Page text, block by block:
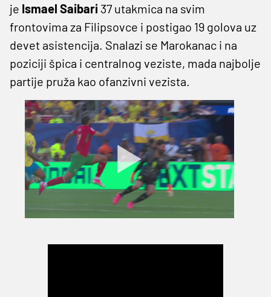
je Ismael Saibari 37 utakmica na svim
frontovima za Filipsovce i postigao 19 golova uz
devet asistencija. Snalazi se Marokanac i na
poziciji špica i centralnog veziste, mada najbolje
partije pruža kao ofanzivni vezista.